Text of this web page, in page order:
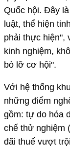
Quốc hội. Đây
luật, thể hiện
phải thực hiện",
kinh nghiệm,
bỏ lỡ cơ hội".
Với hệ thống
những điểm
gồm: tự do hóa
chế thử nghiệm
đãi thuế vượt